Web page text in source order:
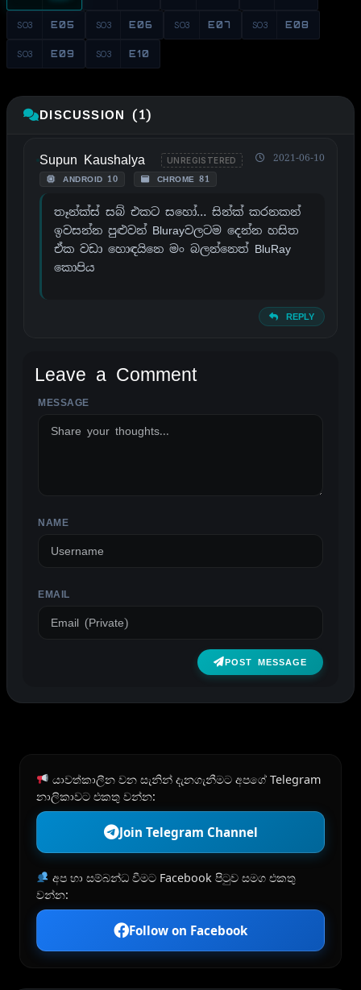
S03 E05 S03 E06 S03 E07 S03 E08
S03 E09 S03 E10
DISCUSSION (1)
Supun Kaushalya UNREGISTERED
ANDROID 10 CHROME 81
2021-06-10
තෑන්ක්ස් සබ් එකට සහෝ… සින්ක් කරනකන්
ඉවසන්න පුළුවන් Blurayවලටම දෙන්න හසිත
ඒක වඩා හොඳයිනෙ මං බලන්නෙත් BluRay
කොපිය
REPLY
Leave a Comment
MESSAGE
NAME
EMAIL
POST MESSAGE
ALTERNATIVE:
යාවත්කාලීන වන සැනින් දැනගැනීමට අපගේ Telegram
නාලිකාවට එකතු වන්න:
Join Telegram Channel
අප හා සම්බන්ධ වීමට Facebook පිටුව සමග එකතු
වන්න:
Follow on Facebook